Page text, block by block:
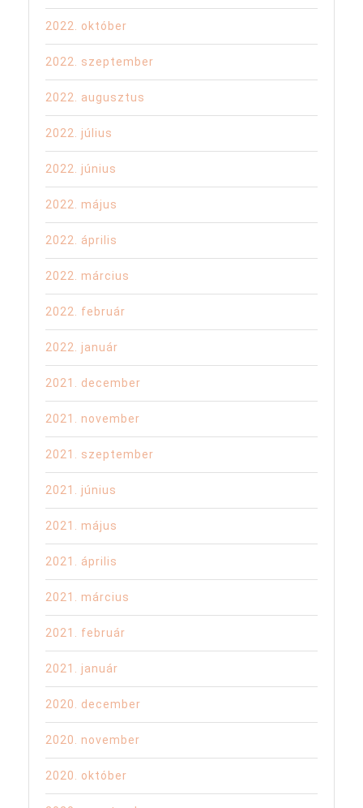
2022. október
2022. szeptember
2022. augusztus
2022. július
2022. június
2022. május
2022. április
2022. március
2022. február
2022. január
2021. december
2021. november
2021. szeptember
2021. június
2021. május
2021. április
2021. március
2021. február
2021. január
2020. december
2020. november
2020. október